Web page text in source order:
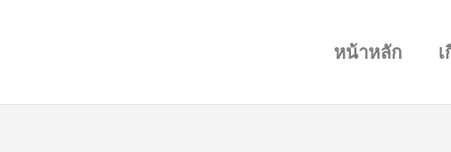
หน้าหลัก